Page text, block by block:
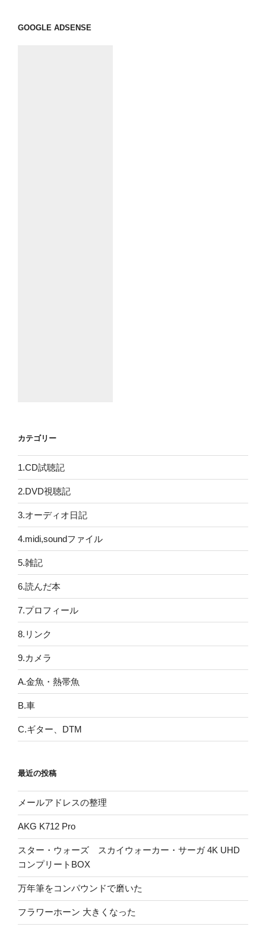
GOOGLE ADSENSE
カテゴリー
1.CD試聴記
2.DVD視聴記
3.オーディオ日記
4.midi,soundファイル
5.雑記
6.読んだ本
7.プロフィール
8.リンク
9.カメラ
A.金魚・熱帯魚
B.車
C.ギター、DTM
最近の投稿
メールアドレスの整理
AKG K712 Pro
スター・ウォーズ スカイウォーカー・サーガ 4K UHD
コンプリートBOX
万年筆をコンパウンドで磨いた
フラワーホーン 大きくなった